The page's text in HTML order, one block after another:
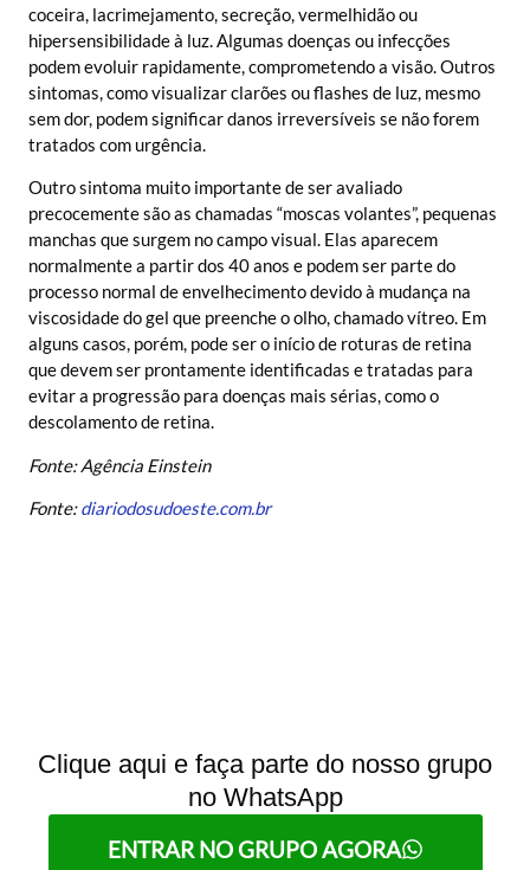
coceira, lacrimejamento, secreção, vermelhidão ou
hipersensibilidade à luz. Algumas doenças ou infecções
podem evoluir rapidamente, comprometendo a visão. Outros
sintomas, como visualizar clarões ou flashes de luz, mesmo
sem dor, podem significar danos irreversíveis se não forem
tratados com urgência.
Outro sintoma muito importante de ser avaliado
precocemente são as chamadas “moscas volantes”, pequenas
manchas que surgem no campo visual. Elas aparecem
normalmente a partir dos 40 anos e podem ser parte do
processo normal de envelhecimento devido à mudança na
viscosidade do gel que preenche o olho, chamado vítreo. Em
alguns casos, porém, pode ser o início de roturas de retina
que devem ser prontamente identificadas e tratadas para
evitar a progressão para doenças mais sérias, como o
descolamento de retina.
Fonte: Agência Einstein
Fonte:diariodosudoeste.com.br
Clique aqui e faça parte do nosso grupo
no WhatsApp
ENTRAR NO GRUPO AGORA